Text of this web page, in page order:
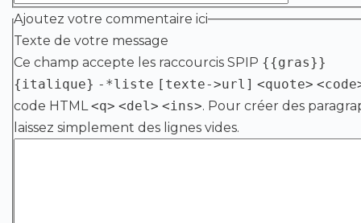
Ajoutez votre commentaire ici
Texte de votre message
Ce champ accepte les raccourcis SPIP {{gras}}
{italique} -*liste [texte->url] <quote>
code HTML<q> <del> <ins>. Pour créer des
laissez simplement des lignes vides.